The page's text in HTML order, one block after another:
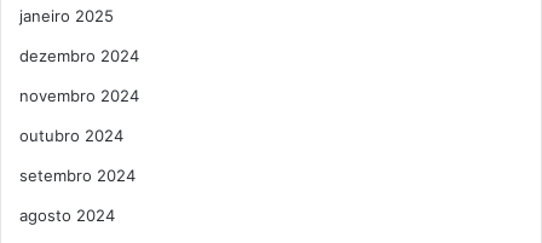
janeiro 2025
dezembro 2024
novembro 2024
outubro 2024
setembro 2024
agosto 2024